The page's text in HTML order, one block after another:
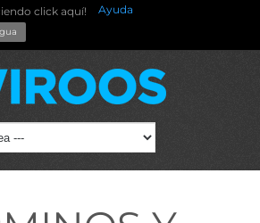
click aquí! Ayuda